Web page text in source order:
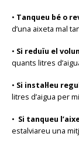
• Tanqueu bé o
d’una aixeta mal
• Si reduïu el
quants litres
• Si instal·leu
litres d’aigua per
• Si tanqueu
estalviareu una